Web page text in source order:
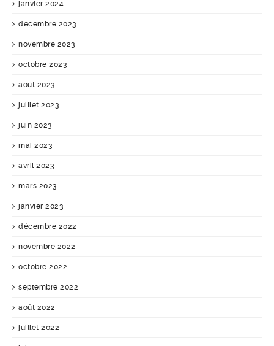
janvier 2024
décembre 2023
novembre 2023
octobre 2023
août 2023
juillet 2023
juin 2023
mai 2023
avril 2023
mars 2023
janvier 2023
décembre 2022
novembre 2022
octobre 2022
septembre 2022
août 2022
juillet 2022